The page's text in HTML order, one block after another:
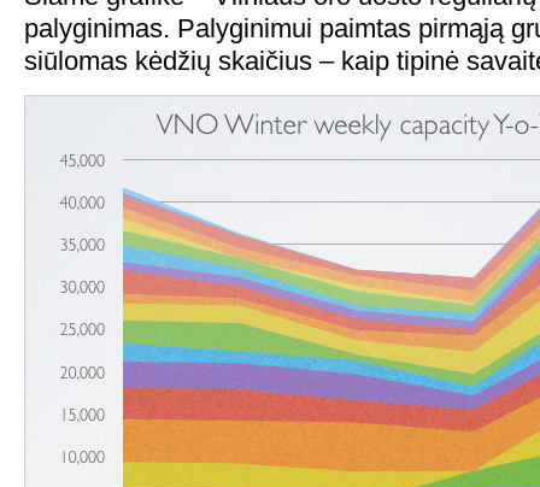
palyginimas. Palyginimui paimtas pirmąją
siūlomas kėdžių skaičius – kaip tipinė